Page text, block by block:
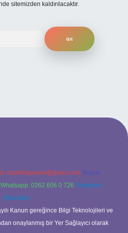
sitemizden kaldırılacaktır.
backlinkpaneli@gmail.com Teams:
Whatsapp: 0262 606 0 726 Telegram:
@karabul
Kanun gereğince Bilgi Teknolojileri ve
onaylanmış bir Yer Sağlayıcı olarak